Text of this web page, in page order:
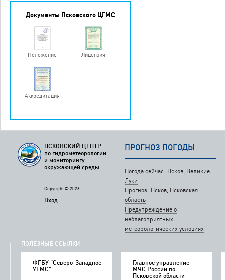
Документы Псковского ЦГМС
Положение Лицензия
Аккредитация
ПСКОВСКИЙ ЦЕНТР
по гидрометеорологии
и мониторингу
окружающей среды
Copyright © 2026
Вход
ПРОГНОЗ ПОГОДЫ
Погода сейчас: Псков, Великие
Луки
Прогноз: Псков, Псковская
область
Предупреждение о
неблагоприятных
метеорологических условиях
ПОЛЕЗНЫЕ ССЫЛКИ
ФГБУ "Северо-Западное
УГМС"
Главное управление
МЧС России по
Псковской области